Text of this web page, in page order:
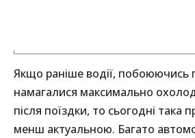
Якщо раніше водії, побоюючись
намагалися максимально
після поїздки, то сьогодні така
менш актуальною. Багато